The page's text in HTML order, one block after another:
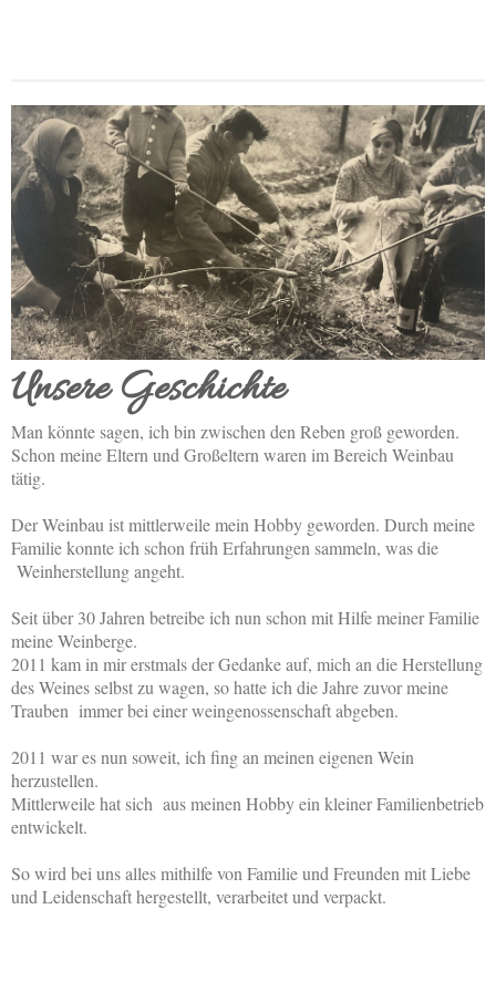
Unsere Geschichte
Man könnte sagen, ich bin zwischen den Reben groß geworden.
Schon meine Eltern und Großeltern waren im Bereich Weinbau
tätig.
Der Weinbau ist mittlerweile mein Hobby geworden. Durch meine
Familie konnte ich schon früh Erfahrungen sammeln, was die
Weinherstellung angeht.
Seit über 30 Jahren betreibe ich nun schon mit Hilfe meiner Familie
meine Weinberge.
2011 kam in mir erstmals der Gedanke auf, mich an die Herstellung
des Weines selbst zu wagen, so hatte ich die Jahre zuvor meine
Trauben immer bei einer weingenossenschaft abgeben.
2011 war es nun soweit, ich fing an meinen eigenen Wein
herzustellen.
Mittlerweile hat sich aus meinen Hobby ein kleiner Familienbetrieb
entwickelt.
So wird bei uns alles mithilfe von Familie und Freunden mit Liebe
und Leidenschaft hergestellt, verarbeitet und verpackt.